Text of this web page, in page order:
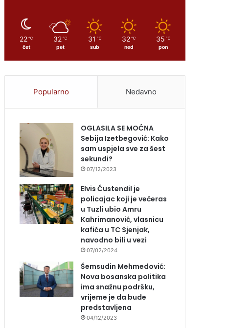
22 ℃
čet
32 ℃
pet
31 ℃
sub
32 ℃
ned
35 ℃
pon
Popularno Nedavno
OGLASILA SE MOĆNA
Sebija Izetbegović: Kako
sam uspjela sve za šest
sekundi?
07/12/2023
Elvis Ćustendil je
policajac koji je večeras
u Tuzli ubio Amru
Kahrimanović, vlasnicu
kafića u TC Sjenjak,
navodno bili u vezi
07/02/2024
Šemsudin Mehmedović:
Nova bosanska politika
ima snažnu podršku,
vrijeme je da bude
predstavljena
04/12/2023